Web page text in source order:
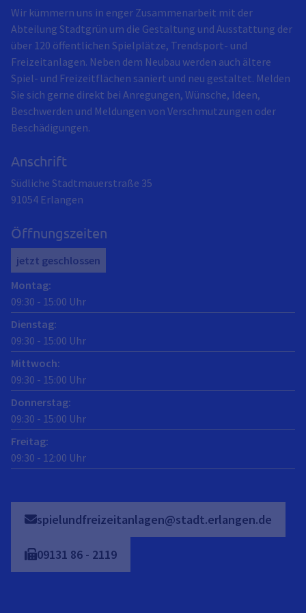
Wir kümmern uns in enger Zusammenarbeit mit der
Abteilung Stadtgrün um die Gestaltung und Ausstattung der
über 120 öffentlichen Spielplätze, Trendsport- und
Freizeitanlagen. Neben dem Neubau werden auch ältere
Spiel- und Freizeitflächen saniert und neu gestaltet. Melden
Sie sich gerne direkt bei Anregungen, Wünsche, Ideen,
Beschwerden und Meldungen von Verschmutzungen oder
Beschädigungen.
Anschrift
Südliche Stadtmauerstraße 35
91054 Erlangen
Öffnungszeiten
jetzt geschlossen
Montag:
09:30 - 15:00 Uhr
Dienstag:
09:30 - 15:00 Uhr
Mittwoch:
09:30 - 15:00 Uhr
Donnerstag:
09:30 - 15:00 Uhr
Freitag:
09:30 - 12:00 Uhr
spielundfreizeitanlagen@stadt.erlangen.de
09131 86 - 2119